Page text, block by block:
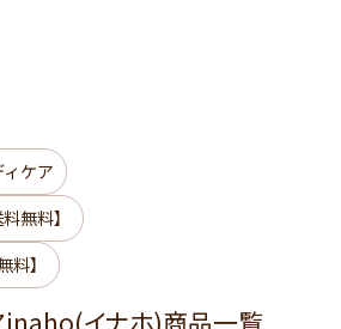
ケア
無料】
】